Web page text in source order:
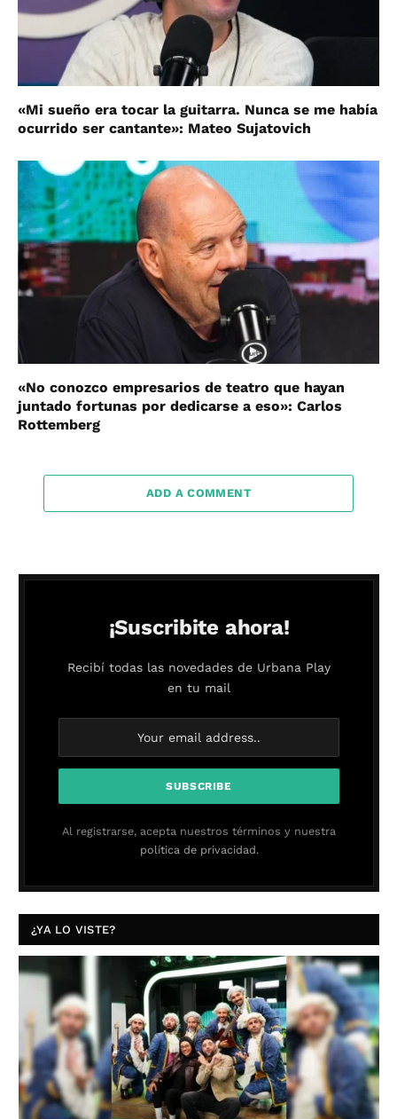
«Mi sueño era tocar la guitarra. Nunca se me había
ocurrido ser cantante»: Mateo Sujatovich
«No conozco empresarios de teatro que hayan
juntado fortunas por dedicarse a eso»: Carlos
Rottemberg
ADD A COMMENT
¡Suscribite ahora!
Recibí todas las novedades de Urbana Play
en tu mail
Al registrarse, acepta nuestros términos y nuestra
política de privacidad.
¿YA LO VISTE?